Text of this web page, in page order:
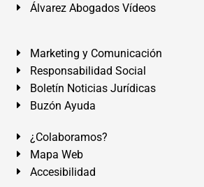
Álvarez Abogados Vídeos
Marketing y Comunicación
Responsabilidad Social
Boletín Noticias Jurídicas
Buzón Ayuda
¿Colaboramos?
Mapa Web
Accesibilidad